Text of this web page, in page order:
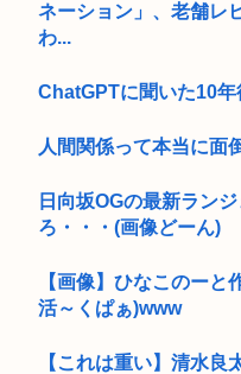
ネーション」、老舗レ
わ...
ChatGPTに聞いた10年
人間関係って本当に面
日向坂OGの最新ラン
ろ・・・(画像どーん)
【画像】ひなこのーと
活～くぱぁ)www
【これは重い】清水良